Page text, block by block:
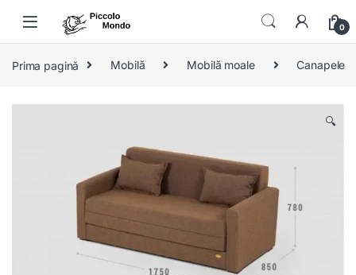
0
Prima pagină Mobilă Mobilă moale Canapele
🔍